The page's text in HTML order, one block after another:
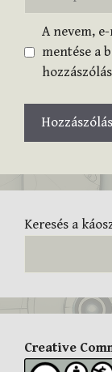
A nevem,
mentése a
Keresés a
Creative